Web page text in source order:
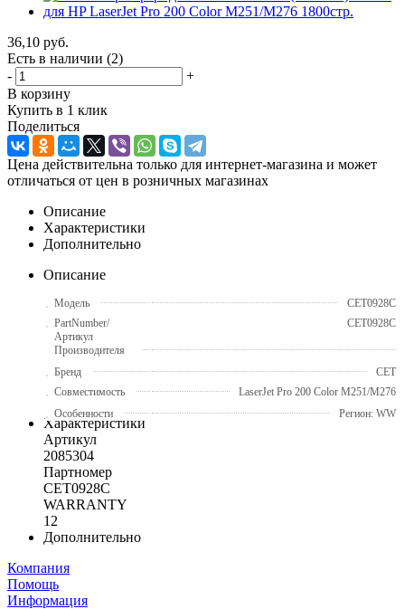
36,10 руб.
Есть в наличии (2)
-
+
В корзину
Купить в 1 клик
Поделиться
Цена действительна только для интернет-магазина и может
отличаться от цен в розничных магазинах
Описание
Характеристики
Дополнительно
Описание
Модель
CET0928C
PartNumber/
Артикул
Производителя
CET0928C
Бренд
CET
Совместимость
LaserJet Pro 200 Color M251/M276
Особенности
Регион: WW
Характеристики
Артикул
2085304
Партномер
CET0928C
WARRANTY
12
Дополнительно
Компания
Помощь
Информация